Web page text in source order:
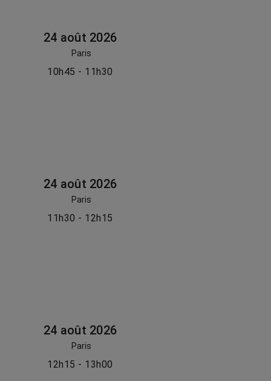
24 août 2026
Paris
10h45 - 11h30
24 août 2026
Paris
11h30 - 12h15
24 août 2026
Paris
12h15 - 13h00